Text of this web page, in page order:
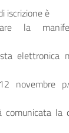
iscrizione è
la
elettronica
novembre
comunicata